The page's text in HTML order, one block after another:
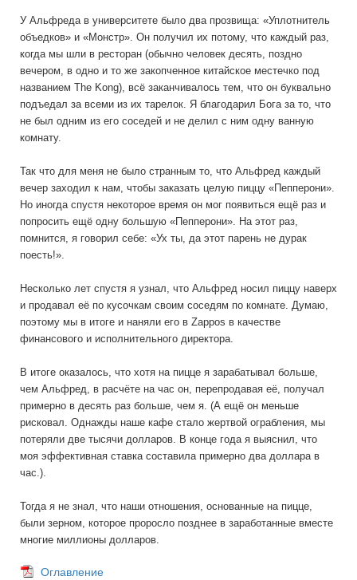
У Альфреда в университете было два прозвища: «Уплотнитель
объедков» и «Монстр». Он получил их потому, что каждый раз,
когда мы шли в ресторан (обычно человек десять, поздно
вечером, в одно и то же закопченное китайское местечко под
названием The Kong), всё заканчивалось тем, что он буквально
подъедал за всеми из их тарелок. Я благодарил Бога за то, что
не был одним из его соседей и не делил с ним одну ванную
комнату.
Так что для меня не было странным то, что Альфред каждый
вечер заходил к нам, чтобы заказать целую пиццу «Пепперони».
Но иногда спустя некоторое время он мог появиться ещё раз и
попросить ещё одну большую «Пепперони». На этот раз,
помнится, я говорил себе: «Ух ты, да этот парень не дурак
поесть!».
Несколько лет спустя я узнал, что Альфред носил пиццу наверх
и продавал её по кусочкам своим соседям по комнате. Думаю,
поэтому мы в итоге и наняли его в Zappos в качестве
финансового и исполнительного директора.
В итоге оказалось, что хотя на пицце я зарабатывал больше,
чем Альфред, в расчёте на час он, перепродавая её, получал
примерно в десять раз больше, чем я. (А ещё он меньше
рисковал. Однажды наше кафе стало жертвой ограбления, мы
потеряли две тысячи долларов. В конце года я выяснил, что
моя эффективная ставка составила примерно два доллара в
час.).
Тогда я не знал, что наши отношения, основанные на пицце,
были зерном, которое проросло позднее в заработанные вместе
многие миллионы долларов.
Оглавление